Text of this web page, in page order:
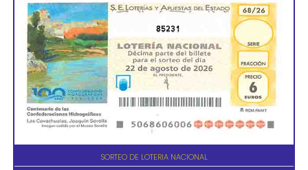
85231
SORTEO DE LOTERIA NACIONAL